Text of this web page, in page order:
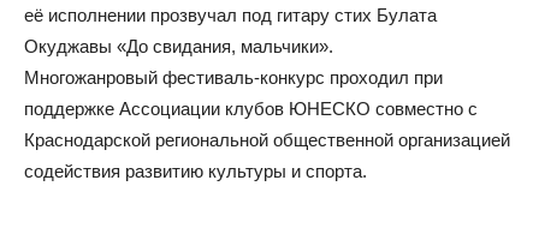
её исполнении прозвучал под гитару стих Булата
Окуджавы «До свидания, мальчики».
Многожанровый фестиваль-конкурс проходил при
поддержке Ассоциации клубов ЮНЕСКО совместно с
Краснодарской региональной общественной организацией
содействия развитию культуры и спорта.